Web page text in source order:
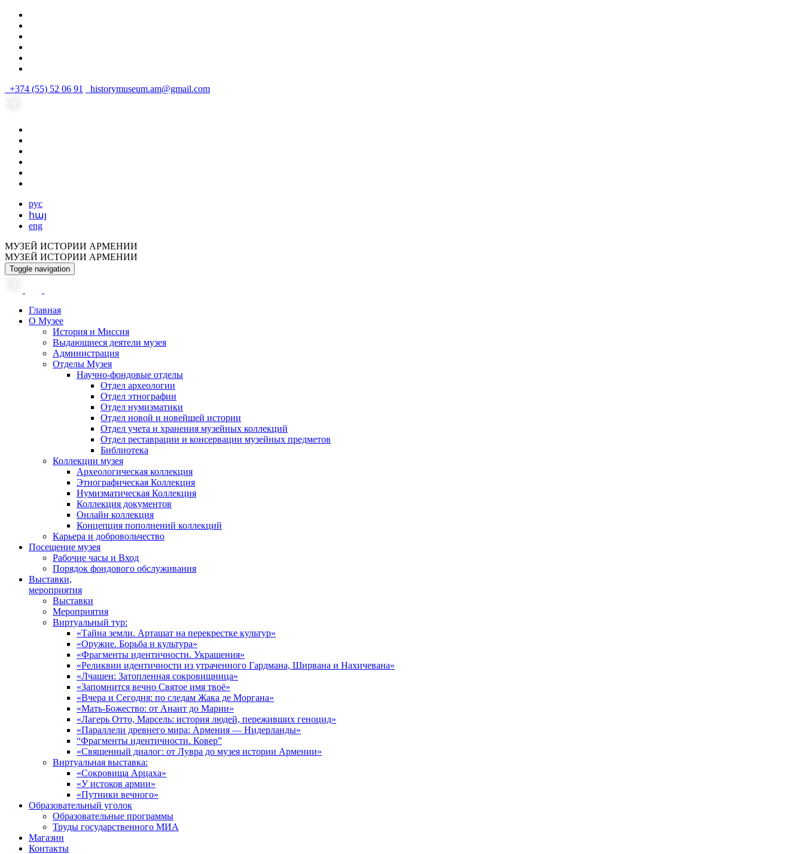
+374 (55) 52 06 91 historymuseum.am@gmail.com
рус
հայ
eng
МУЗЕЙ ИСТОРИИ АРМЕНИИ
МУЗЕЙ ИСТОРИИ АРМЕНИИ
Toggle navigation
Главная
О Музее
История и Миссия
Выдающиеся деятели музея
Администрация
Отделы Музея
Научно-фондовые отделы
Отдел археологии
Отдел этнографии
Отдел нумизматики
Отдел новой и новейшей истории
Отдел учета и хранения музейных коллекций
Отдел реставрации и консервации музейных предметов
Библиотека
Коллекции музея
Археологическая коллекция
Этнографическая Коллекция
Нумизматическая Коллекция
Коллекция документов
Онлайн коллекция
Концепция пополнений коллекций
Карьера и добровольчество
Посещение музея
Рабочие часы и Вход
Порядок фондового обслуживания
Выставки,
мероприятия
Выставки
Мероприятия
Виртуальный тур:
«Тайна земли. Арташат на перекрестке культур»
«Оружие. Борьба и культура»
«Фрагменты идентичности. Украшения»
«Реликвии идентичности из утраченного Гардмана, Ширвана и Нахичевана»
«Лчашен: Затопленная сокровищница»
«Запомнится вечно Святое имя твоё»
«Вчера и Сегодня: по следам Жака де Моргана»
«Мать-Божество: от Анаит до Марии»
«Лагерь Отто, Марсель: история людей, переживших геноцид»
«Параллели древнего мира: Армения — Нидерланды»
“Фрагменты идентичности. Ковер”
«Священный диалог: от Лувра до музея истории Армении»
Виртуальная выставка:
«Сокровища Арцаха»
«У истоков армии»
«Путники вечного»
Образовательный уголок
Образовательные программы
Труды государственного МИА
Магазин
Контакты